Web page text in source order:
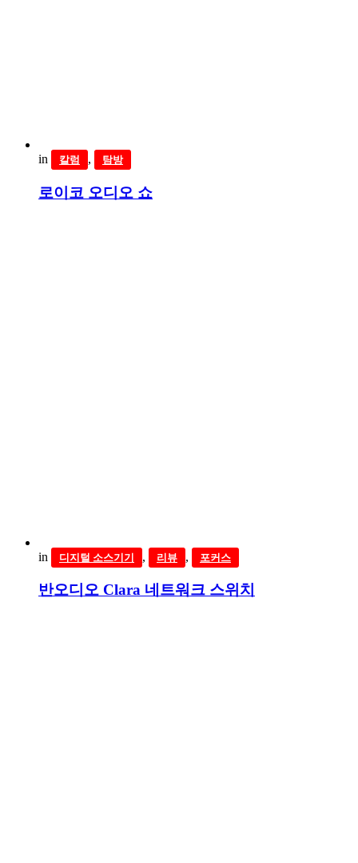
in 칼럼 , 탐방
로이코 오디오 쇼
in 디지털 소스기기 , 리뷰 , 포커스
반오디오 Clara 네트워크 스위치